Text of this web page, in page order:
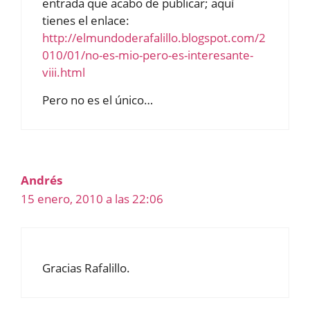
entrada que acabo de publicar; aquí
tienes el enlace:
http://elmundoderafalillo.blogspot.com/2
010/01/no-es-mio-pero-es-interesante-
viii.html
Pero no es el único…
Andrés
15 enero, 2010 a las 22:06
Gracias Rafalillo.